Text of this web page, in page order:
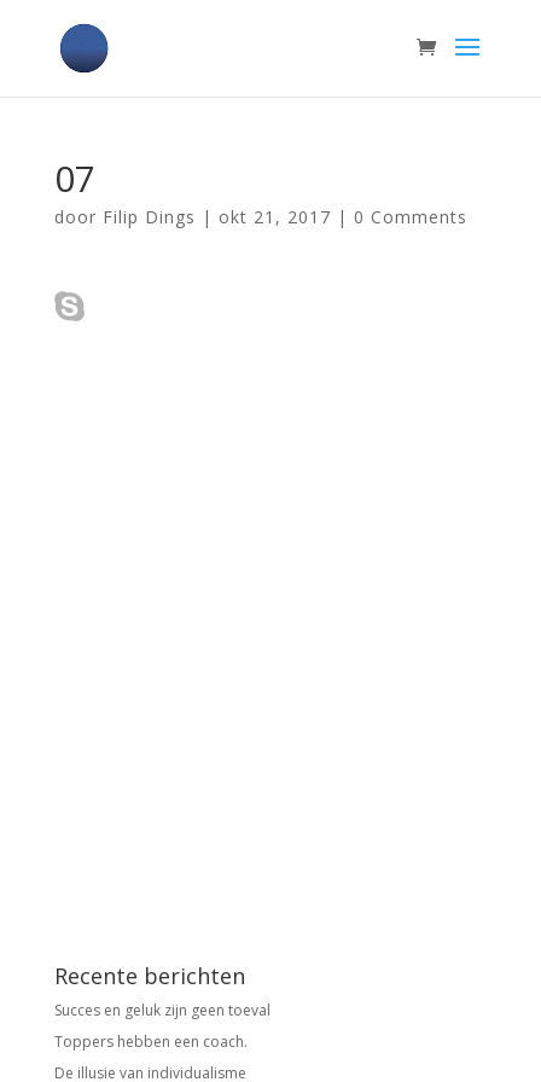
07
door Filip Dings | okt 21, 2017 | 0 Comments
Recente berichten
Succes en geluk zijn geen toeval
Toppers hebben een coach.
De illusie van individualisme